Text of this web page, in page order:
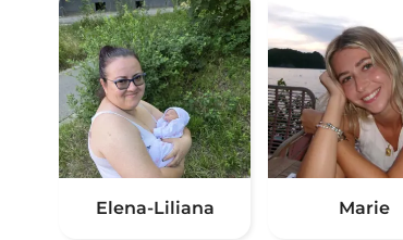
Elena-Liliana Marie